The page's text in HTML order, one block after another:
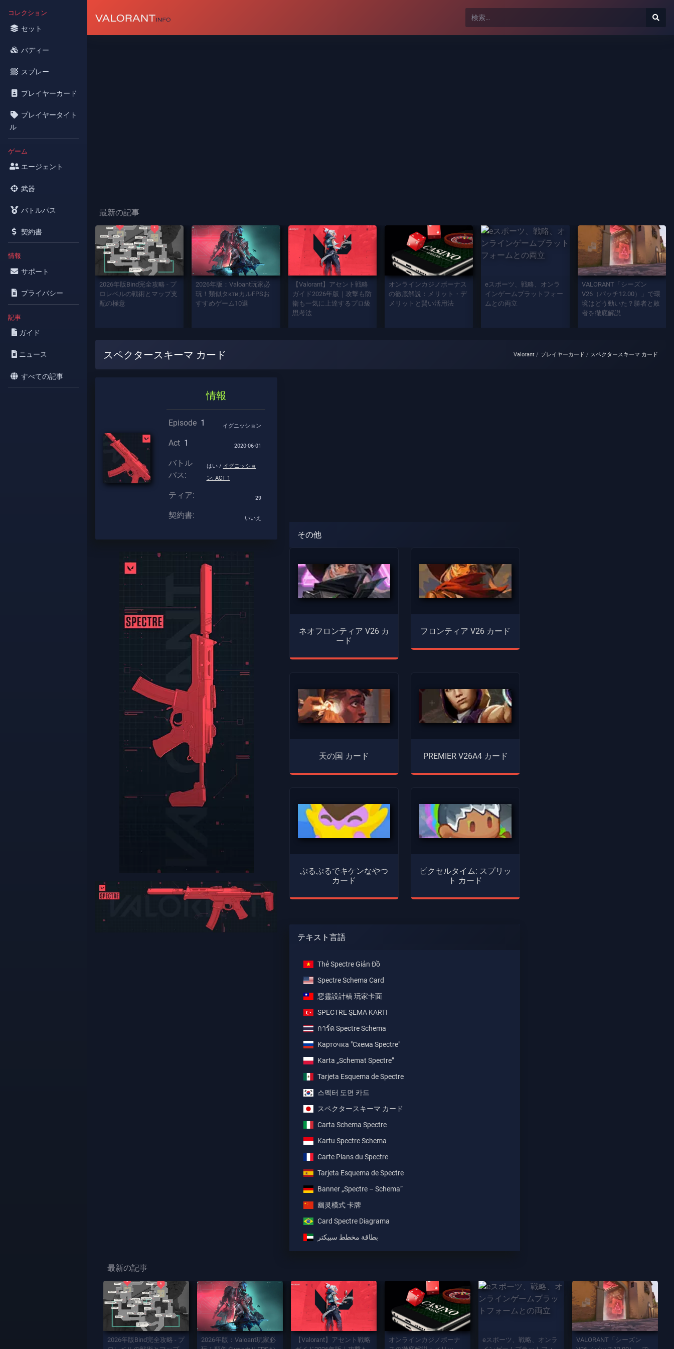
コレクション
セット
バディー
スプレー
プレイヤーカード
プレイヤータイト
ル
ゲーム
エージェント
武器
バトルパス
契約書
情報
サポート
プライバシー
記事
ガイド
ニュース
すべての記事
最新の記事
2026年版Bind完全攻略 - プ
ロレベルの戦術とマップ支
配の極意
2026年版：Valoant玩家必
玩！類似タктиカルFPSお
すすめゲーム10選
【Valorant】アセント戦略
ガイド2026年版｜攻撃も防
衛も一気に上達するプロ級
思考法
オンラインカジノボーナス
の徹底解説：メリット・デ
メリットと賢い活用法
eスポーツ、戦略、オンラ
インゲームプラットフォー
ムとの両立
VALORANT「シーズン
V26（パッチ12.00）」で環
境はどう動いた？勝者と敗
者を徹底解説
スペクタースキーマ カード Valorant プレイヤーカード スペクタースキーマ カード
情報
Episode 1 イグニッション
Act 1 2020-06-01
バトル
パス:
はい / イグニッショ
ン: ACT 1
ティア: 29
契約書: いいえ
その他
ネオフロンティア V26 カ
ード
フロンティア V26 カード
天の国 カード PREMIER V26A4 カード
ぷるぷるでキケンなやつ
カード
ピクセルタイム: スプリッ
ト カード
テキスト言語
Thẻ Spectre Giản Đồ
Spectre Schema Card
惡靈設計稿 玩家卡面
SPECTRE ŞEMA KARTI
การ์ด Spectre Schema
Карточка "Схема Spectre"
Karta „Schemat Spectre”
Tarjeta Esquema de Spectre
스펙터 도면 카드
スペクタースキーマ カード
Carta Schema Spectre
Kartu Spectre Schema
Carte Plans du Spectre
Tarjeta Esquema de Spectre
Banner „Spectre – Schema“
幽灵模式 卡牌
Card Spectre Diagrama
بطاقة مخطط سبيكتر
最新の記事
2026年版Bind完全攻略 - プ
2026年版：Valoant玩家必
【Valorant】アセント戦略
オンラインカジノボーナ
eスポーツ、戦略、オンラ
VALORANT「シーズン